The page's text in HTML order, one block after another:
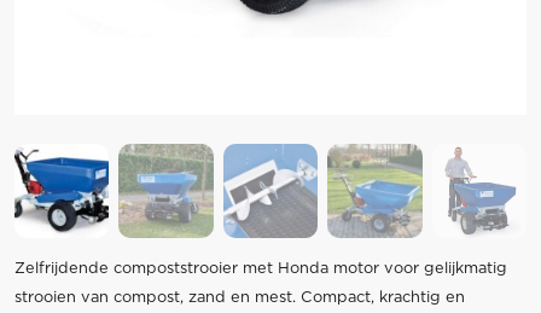
Zelfrijdende compoststrooier met Honda motor voor gelijkmatig
strooien van compost, zand en mest. Compact, krachtig en